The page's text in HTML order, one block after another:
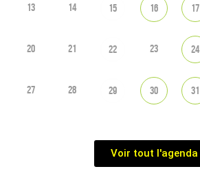
13 14 15 16 17
20 21 22 23 24
27 28 29 30 31
Voir tout l'agenda